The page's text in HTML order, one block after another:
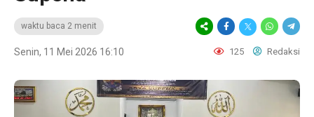
waktu baca 2 menit
Senin, 11 Mei 2026 16:10 125 Redaksi